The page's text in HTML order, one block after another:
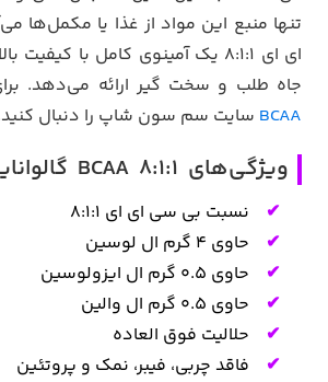
تنها منبع این مواد از غذا یا مکمل‌ها
ای ای ۸:۱:۱ یک آمینوی کامل با کیفیت
جاه طلب و سخت گیر ارائه می‌دهد.
BCAA سایت سم سون شاپ را دنبال
ویژگی‌های BCAA 8:1:1 گالوانایز 70 سروینگ
نسبت بی سی ای ای ۸:۱:۱
حاوی ۴ گرم ال لوسین
حاوی ۰.۵ گرم ال ایزولوسین
حاوی ۰.۵ گرم ال والین
حلالیت فوق العاده
فاقد چربی، فیبر، نمک و پروتئین